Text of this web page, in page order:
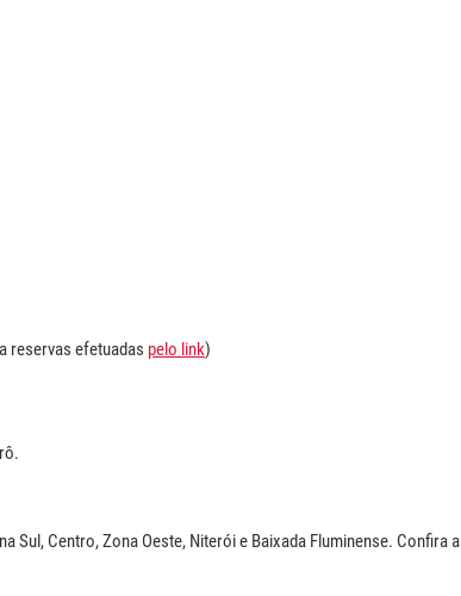
reservas efetuadas pelo link)
Sul, Centro, Zona Oeste, Niterói e Baixada Fluminense. Confira